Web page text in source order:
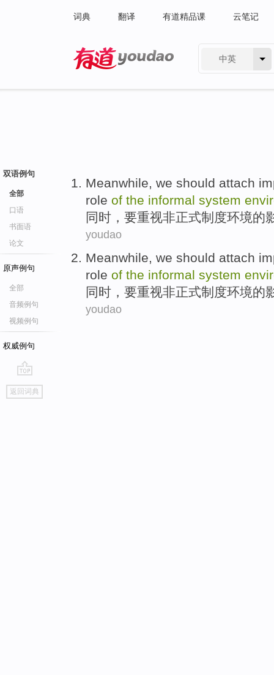
词典 翻译 有道精品课 云笔记
中英
双语例句
全部
口语
书面语
论文
原声例句
全部
音频例句
视频例句
权威例句
go
top
返回词典
Meanwhile, we should attach
role of the informal system
同时 ， 要重视非正式制度环境的
youdao
Meanwhile, we should attach
role of the informal system
同时 ， 要重视非正式制度环境的
youdao